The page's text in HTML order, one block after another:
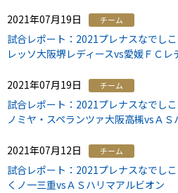
2021年07月19日 チーム
試合レポート：2021プレナスなでし
レッソ大阪堺レディースvs愛媛ＦＣレ
2021年07月19日 チーム
試合レポート：2021プレナスなでし
ノミヤ・スペランツァ大阪高槻vsＡ
2021年07月12日 チーム
試合レポート：2021プレナスなでし
くノ一三重vsＡＳハリマアルビオン